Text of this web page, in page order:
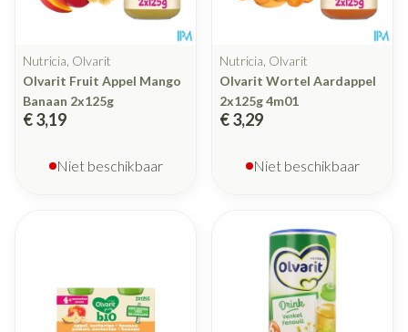
Nutricia, Olvarit
Olvarit Fruit Appel Mango
Banaan 2x125g
€ 3,19
Niet beschikbaar
Nutricia, Olvarit
Olvarit Wortel Aardappel
2x125g 4m01
€ 3,29
Niet beschikbaar